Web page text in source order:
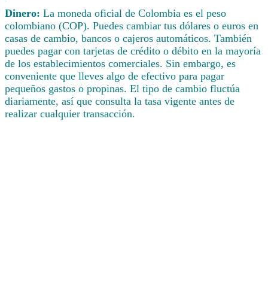
Dinero: La moneda oficial de Colombia es el peso
colombiano (COP). Puedes cambiar tus dólares o euros en
casas de cambio, bancos o cajeros automáticos. También
puedes pagar con tarjetas de crédito o débito en la mayoría
de los establecimientos comerciales. Sin embargo, es
conveniente que lleves algo de efectivo para pagar
pequeños gastos o propinas. El tipo de cambio fluctúa
diariamente, así que consulta la tasa vigente antes de
realizar cualquier transacción.